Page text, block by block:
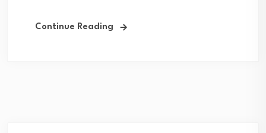
Continue Reading